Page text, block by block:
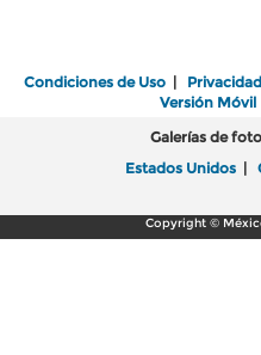
Condiciones de Uso | Privacidad
Versión Móvil
Galerías de
Estados Unidos |
Copyright ©